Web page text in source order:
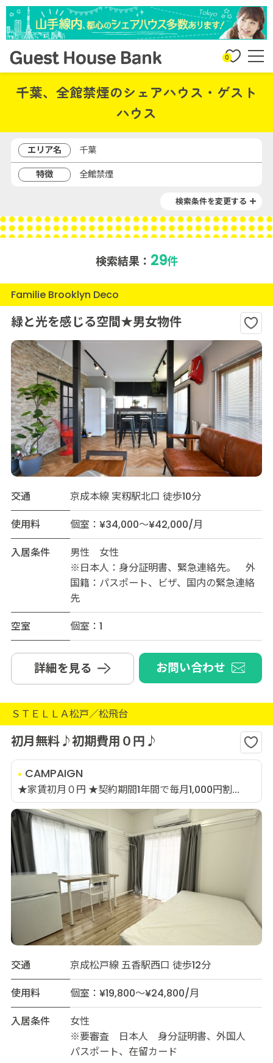
0
千葉、全館禁煙のシェアハウス・ゲスト
ハウス
エリア名
千葉
特徴
全館禁煙
検索条件を変更する
検索結果： 29件
Familie Brooklyn Deco
緑と光を感じる空間★男女物件
交通
京成本線 実籾駅北口 徒歩10分
使用料
個室：¥34,000～¥42,000/月
入居条件
男性 女性
※日本人：身分証明書、緊急連絡先。 外
国籍：パスポート、ビザ、国内の緊急連絡
先
空室
個室：1
詳細を見る お問い合わせ
ＳＴＥＬＬＡ松戸／松飛台
初月無料♪初期費用０円♪
CAMPAIGN
★家賃初月０円 ★契約期間1年間で毎月1,000円割...
交通
京成松戸線 五香駅西口 徒歩12分
使用料
個室：¥19,800～¥24,800/月
入居条件
女性
※要審査 日本人 身分証明書、外国人
パスポート、在留カード